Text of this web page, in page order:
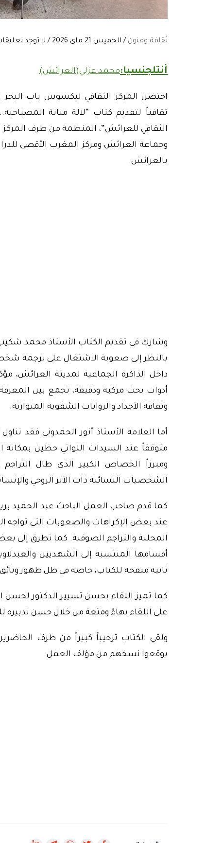
ثقافة وفنون / الخميس 21 ماي 2026 / لا توجد تعليقات:
أنتلجنسيا:محمد عزلي(العرائش)
ثقافياً لتقديم كتاب “لالة منانة
الثقافي للعرائش”، المنظمة من طرف
وجماعة العرائش ومركز المغرب الأقصى
بالعرائش.
وشارك في تقديم الكتاب الأستاذ محمد شكيب
بالنظر إلى صعوبة الاشتغال على ترجمة
داخل الذاكرة الجماعية لمدينة العرائش،
أدوات بحث مركبة ودقيقة، تجمع بين
وثقافة الأجداد والروايات الشفوية المتوارثة.
أما العلامة الأستاذ أنور الحمدوني فقد
متوقفاً عند السيدات اللواتي حظين بمكانة
ومبرزاً الخصاص الكبير الذي طال
الشخصيات النسائية ذات الأثر الروحي
كما قدم صاحب العمل الباحث عبد الحميد
عند بعض الإكراهات والصعوبات التي تواجه
المحلية والتراجم الصوفية. كما تطرق إلى
أقسامها المنتسبة إلى الشهديين
ثانية منقحة للكتاب، خاصة في ظل ظهور
كما تميز اللقاء بحسن تسيير الدكتور لحسن
على اللقاء بهاءً ومتعة من خلال حسن تدبيره
ولقي الكتاب ترحيباً كبيراً من طرف
يوقعوا نسخهم من مؤلف العمل.